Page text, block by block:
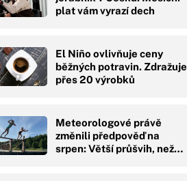
plat vám vyrazí dech
El Niño ovlivňuje ceny
běžných potravin. Zdražuje
přes 20 výrobků
Meteorologové právě
změnili předpověď na
srpen: Větší průšvih, než…